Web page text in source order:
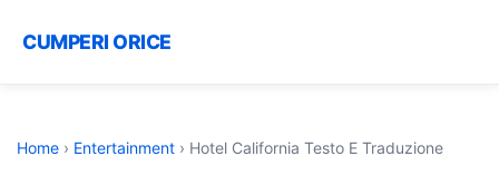
CUMPERI ORICE
Home › Entertainment › Hotel California Testo E Traduzione